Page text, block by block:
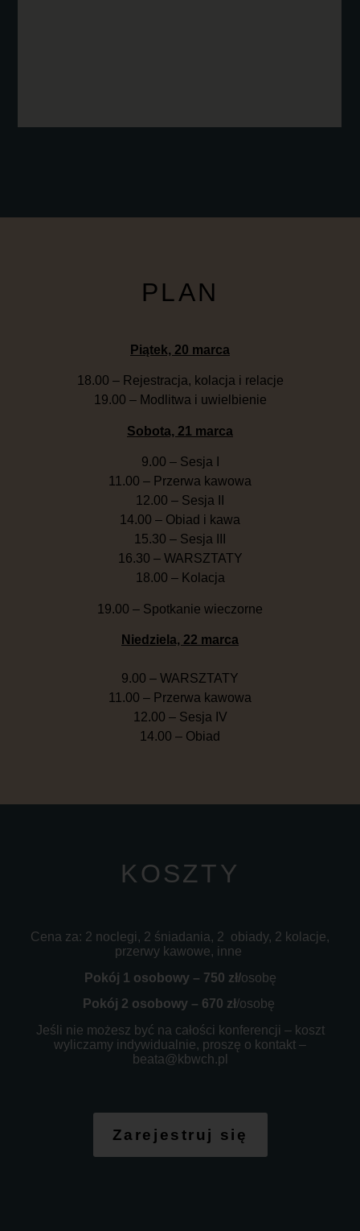
PLAN
Piątek, 20 marca
18.00 – Rejestracja, kolacja i relacje
19.00 – Modlitwa i uwielbienie
Sobota, 21 marca
9.00 – Sesja I
11.00 – Przerwa kawowa
12.00 – Sesja II
14.00 – Obiad i kawa
15.30 – Sesja III
16.30 – WARSZTATY
18.00 – Kolacja
19.00 – Spotkanie wieczorne
Niedziela, 22 marca
9.00 – WARSZTATY
11.00 – Przerwa kawowa
12.00 – Sesja IV
14.00 – Obiad
KOSZTY
Cena za: 2 noclegi, 2 śniadania, 2 obiady, 2 kolacje,
przerwy kawowe, inne
Pokój 1 osobowy – 750 zł/osobę
Pokój 2 osobowy – 670 zł/osobę
Jeśli nie możesz być na całości konferencji – koszt
wyliczamy indywidualnie, proszę o kontakt –
beata@kbwch.pl
Zarejestruj się